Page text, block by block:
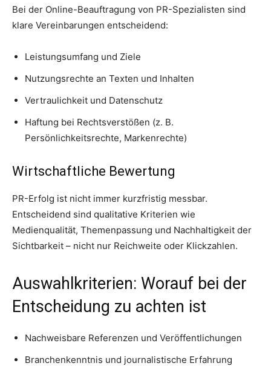
Bei der Online-Beauftragung von PR-Spezialisten sind
klare Vereinbarungen entscheidend:
Leistungsumfang und Ziele
Nutzungsrechte an Texten und Inhalten
Vertraulichkeit und Datenschutz
Haftung bei Rechtsverstößen (z. B.
Persönlichkeitsrechte, Markenrechte)
Wirtschaftliche Bewertung
PR-Erfolg ist nicht immer kurzfristig messbar.
Entscheidend sind qualitative Kriterien wie
Medienqualität, Themenpassung und Nachhaltigkeit der
Sichtbarkeit – nicht nur Reichweite oder Klickzahlen.
Auswahlkriterien: Worauf bei der
Entscheidung zu achten ist
Nachweisbare Referenzen und Veröffentlichungen
Branchenkenntnis und journalistische Erfahrung